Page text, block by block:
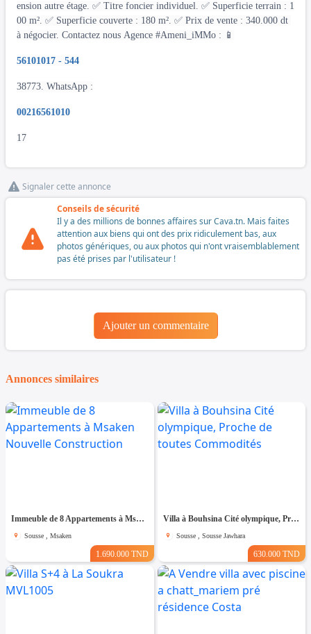
ension autre étage. ✅ Titre foncier individuel. ✅ Superficie terrain : 1
00 m². ✅ Superficie couverte : 180 m². ✅ Prix de vente : 340.000 dt
à négocier. Contactez nous Agence #Ameni_iMMo : 📱
56101017 - 544
38773. WhatsApp :
00216561010
17
Signaler cette annonce
Conseils de sécurité
Il y a des millions de bonnes affaires sur Cava.tn. Mais faites
attention aux biens qui ont des prix ridiculement bas, aux
photos génériques, ou aux photos qui n'ont vraisemblablement
pas été prises par l'utilisateur !
Ajouter un commentaire
Annonces similaires
Immeuble de 8 Appartements à Msaken Nouvelle Construction
Sousse , Msaken
1.690.000 TND
Villa à Bouhsina Cité olympique, Proche de toutes Commodités
Sousse , Sousse Jawhara
630.000 TND